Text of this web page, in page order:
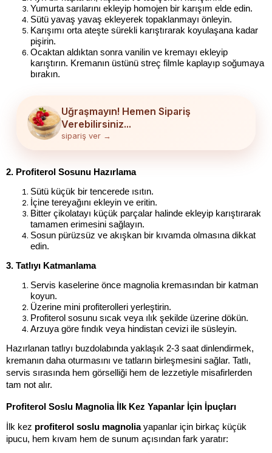
Yumurta sarılarını ekleyip homojen bir karışım elde edin.
Sütü yavaş yavaş ekleyerek topaklanmayı önleyin.
Karışımı orta ateşte sürekli karıştırarak koyulaşana kadar
pişirin.
Ocaktan aldıktan sonra vanilin ve kremayı ekleyip
karıştırın. Kremanın üstünü streç filmle kaplayıp soğumaya
bırakın.
Uğraşmayın! Hemen Sipariş
Verebilirsiniz...
sipariş ver →
2. Profiterol Sosunu Hazırlama
Sütü küçük bir tencerede ısıtın.
İçine tereyağını ekleyin ve eritin.
Bitter çikolatayı küçük parçalar halinde ekleyip karıştırarak
tamamen erimesini sağlayın.
Sosun pürüzsüz ve akışkan bir kıvamda olmasına dikkat
edin.
3. Tatlıyı Katmanlama
Servis kaselerine önce magnolia kremasından bir katman
koyun.
Üzerine mini profiterolleri yerleştirin.
Profiterol sosunu sıcak veya ılık şekilde üzerine dökün.
Arzuya göre fındık veya hindistan cevizi ile süsleyin.
Hazırlanan tatlıyı buzdolabında yaklaşık 2-3 saat dinlendirmek,
kremanın daha oturmasını ve tatların birleşmesini sağlar. Tatlı,
servis sırasında hem görselliği hem de lezzetiyle misafirlerden
tam not alır.
Profiterol Soslu Magnolia İlk Kez Yapanlar İçin İpuçları
İlk kez profiterol soslu magnolia yapanlar için birkaç küçük
ipucu, hem kıvam hem de sunum açısından fark yaratır: